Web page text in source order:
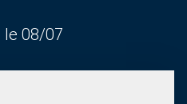
le 08/07